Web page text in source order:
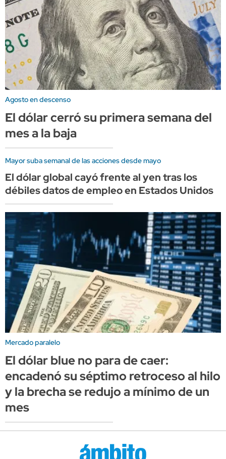
Agosto en descenso
El dólar cerró su primera semana del
mes a la baja
Mayor suba semanal de las acciones desde mayo
El dólar global cayó frente al yen tras los
débiles datos de empleo en Estados Unidos
Mercado paralelo
El dólar blue no para de caer:
encadenó su séptimo retroceso al hilo
y la brecha se redujo a mínimo de un
mes